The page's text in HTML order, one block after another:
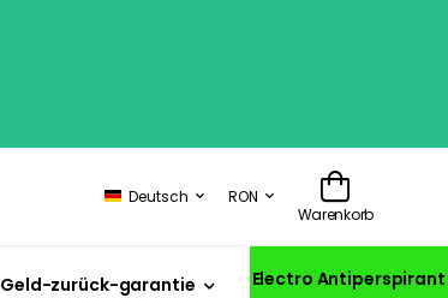
Deutsch
RON
Warenkorb
Geld-zurück-garantie Electro